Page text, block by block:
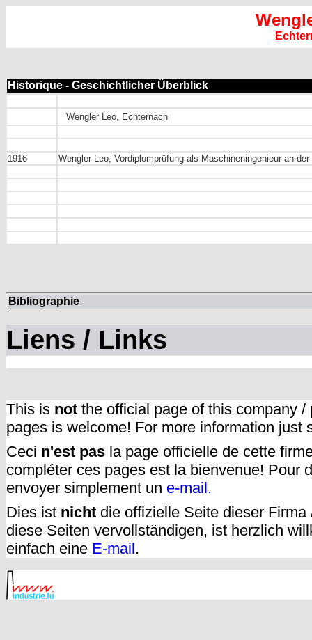
Historique - Geschichtlicher Überblick
Wengler Leo, Echternach
1916 Wengler Leo, Vordiplomprüfung als Maschineningenieur an der
Bibliographie
Liens / Links
This is not the official page of this company
pages is welcome! For more information just
Ceci n'est pas la page officielle de cette
compléter ces pages est la bienvenue! Pour
envoyer simplement un e-mail.
Dies ist nicht die offizielle Seite dieser
diese Seiten vervollständigen, ist herzlich
einfach eine E-mail.